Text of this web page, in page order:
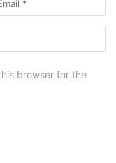
browser for the